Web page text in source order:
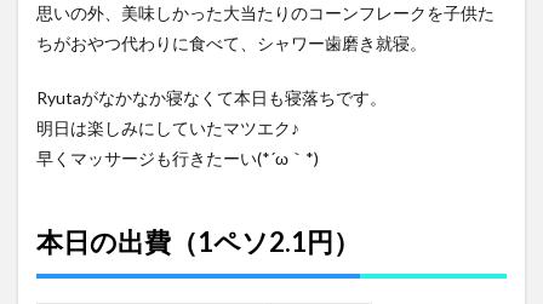
思いの外、美味しかった大当たりのコーンフレークを子供た
ちがおやつ代わりに食べて、シャワー歯磨き就寝。
Ryutaがなかなか寝なくて本日も寝落ちです。
明日は楽しみにしていたマツエク♪
早くマッサージも行きたーい(*´ω｀*)
本日の出費（1ペソ2.1円）